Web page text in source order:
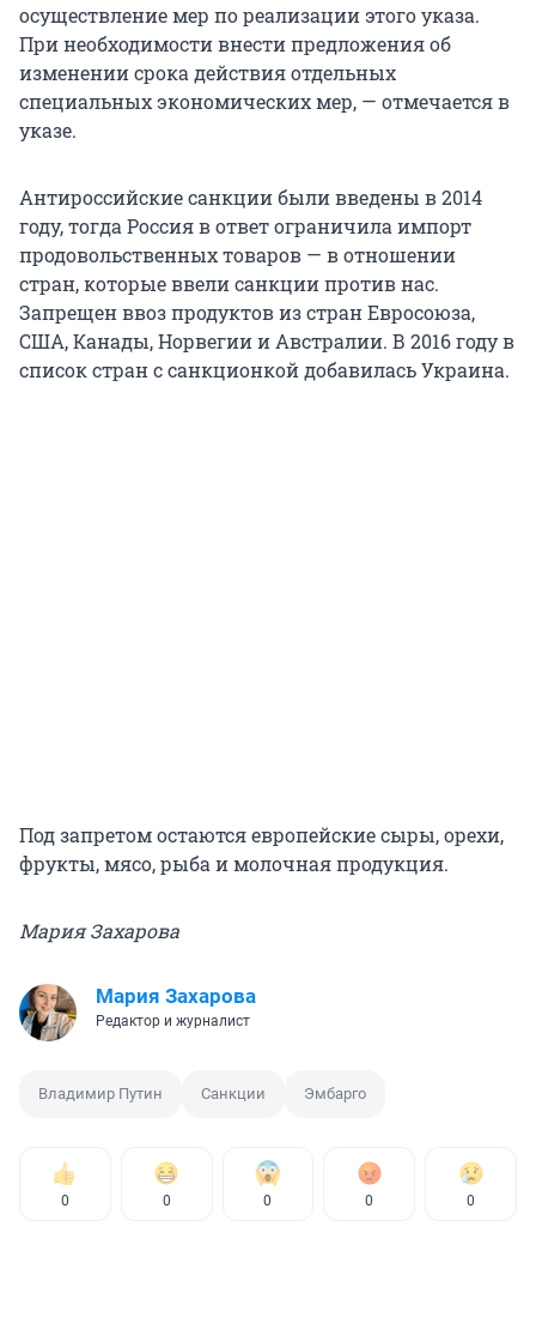
осуществление мер по реализации этого указа.
При необходимости внести предложения об
изменении срока действия отдельных
специальных экономических мер, — отмечается в
указе.
Антироссийские санкции были введены в 2014
году, тогда Россия в ответ ограничила импорт
продовольственных товаров — в отношении
стран, которые ввели санкции против нас.
Запрещен ввоз продуктов из стран Евросоюза,
США, Канады, Норвегии и Австралии. В 2016 году в
список стран с санкционкой добавилась Украина.
Под запретом остаются европейские сыры, орехи,
фрукты, мясо, рыба и молочная продукция.
Мария Захарова
Мария Захарова
Редактор и журналист
Владимир Путин Санкции Эмбарго
0 0 0 0 0